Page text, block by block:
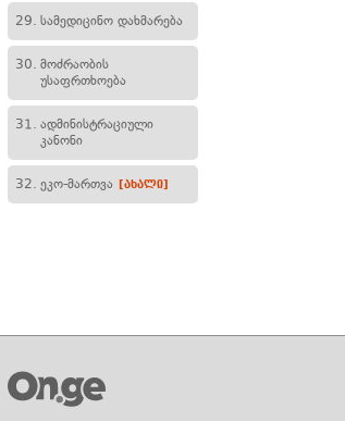
29. სამედიცინო დახმარება
30. მოძრაობის
უსაფრთხოება
31. ადმინისტრაციული
კანონი
32. ეკო-მართვა [ახალი]